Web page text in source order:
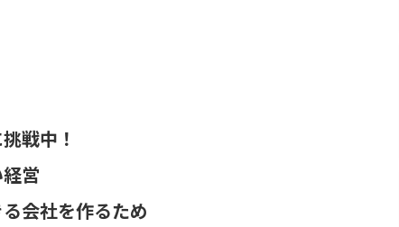
戦中！
営
会社を作るため